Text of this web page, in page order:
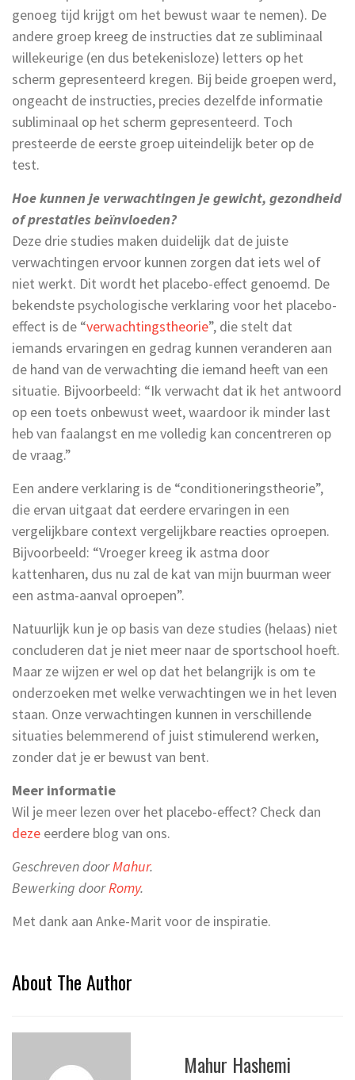
genoeg tijd krijgt om het bewust waar te nemen). De
andere groep kreeg de instructies dat ze subliminaal
willekeurige (en dus betekenisloze) letters op het
scherm gepresenteerd kregen. Bij beide groepen werd,
ongeacht de instructies, precies dezelfde informatie
subliminaal op het scherm gepresenteerd. Toch
presteerde de eerste groep uiteindelijk beter op de
test.
Hoe kunnen je verwachtingen je gewicht, gezondheid
of prestaties beïnvloeden?
Deze drie studies maken duidelijk dat de juiste
verwachtingen ervoor kunnen zorgen dat iets wel of
niet werkt. Dit wordt het placebo-effect genoemd. De
bekendste psychologische verklaring voor het placebo-
effect is de “verwachtingstheorie”, die stelt dat
iemands ervaringen en gedrag kunnen veranderen aan
de hand van de verwachting die iemand heeft van een
situatie. Bijvoorbeeld: “Ik verwacht dat ik het antwoord
op een toets onbewust weet, waardoor ik minder last
heb van faalangst en me volledig kan concentreren op
de vraag.”
Een andere verklaring is de “conditioneringstheorie”,
die ervan uitgaat dat eerdere ervaringen in een
vergelijkbare context vergelijkbare reacties oproepen.
Bijvoorbeeld: “Vroeger kreeg ik astma door
kattenharen, dus nu zal de kat van mijn buurman weer
een astma-aanval oproepen”.
Natuurlijk kun je op basis van deze studies (helaas) niet
concluderen dat je niet meer naar de sportschool hoeft.
Maar ze wijzen er wel op dat het belangrijk is om te
onderzoeken met welke verwachtingen we in het leven
staan. Onze verwachtingen kunnen in verschillende
situaties belemmerend of juist stimulerend werken,
zonder dat je er bewust van bent.
Meer informatie
Wil je meer lezen over het placebo-effect? Check dan
deze eerdere blog van ons.
Geschreven doorMahur.
Bewerking doorRomy.
Met dank aan Anke-Marit voor de inspiratie.
About The Author
Mahur Hashemi